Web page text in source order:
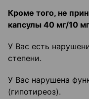
Кроме того, не
капсулы 40 мг/10
У Вас есть
степени.
У Вас нарушена
(гипотиреоз).